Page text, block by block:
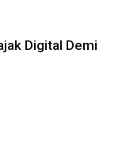
Digital Demi